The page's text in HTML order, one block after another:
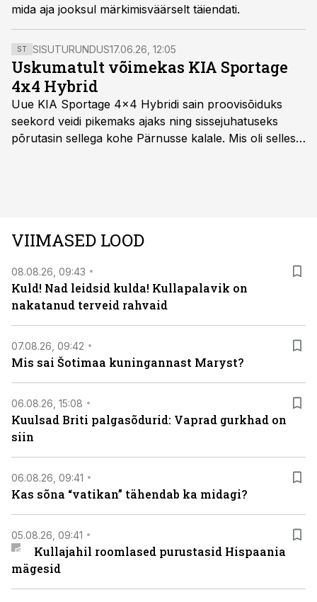
mida aja jooksul märkimisväärselt täiendati.
ST SISUTURUNDUS17.06.26, 12:05
Uskumatult võimekas KIA Sportage
4x4 Hybrid
Uue KIA Sportage 4x4 Hybridi sain proovisõiduks
seekord veidi pikemaks ajaks ning sissejuhatuseks
põrutasin sellega kohe Pärnusse kalale. Mis oli selles
VIIMASED LOOD
08.08.26, 09:43
Kuld! Nad leidsid kulda! Kullapalavik on
nakatanud terveid rahvaid
07.08.26, 09:42
Mis sai Šotimaa kuningannast Maryst?
06.08.26, 15:08
Kuulsad Briti palgasõdurid: Vaprad gurkhad on
siin
06.08.26, 09:41
Kas sõna “vatikan” tähendab ka midagi?
05.08.26, 09:41
Kullajahil roomlased purustasid Hispaania
mägesid